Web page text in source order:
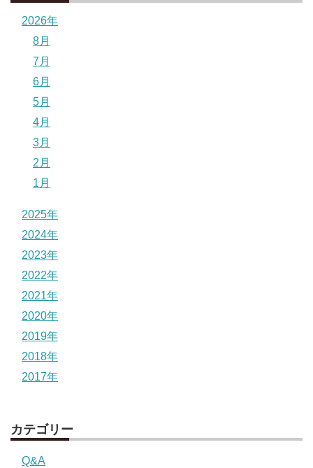
2026年
8月
7月
6月
5月
4月
3月
2月
1月
2025年
2024年
2023年
2022年
2021年
2020年
2019年
2018年
2017年
カテゴリー
Q&A